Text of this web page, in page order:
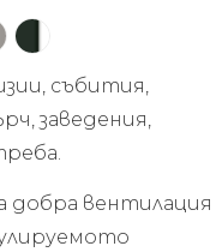
добра вентилация
събития,
заведения,